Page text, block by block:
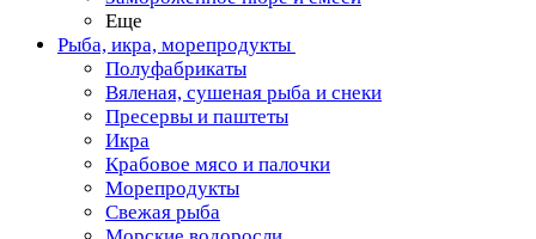
Еще
Рыба, икра, морепродукты
Полуфабрикаты
Вяленая, сушеная рыба и снеки
Пресервы и паштеты
Икра
Крабовое мясо и палочки
Морепродукты
Свежая рыба